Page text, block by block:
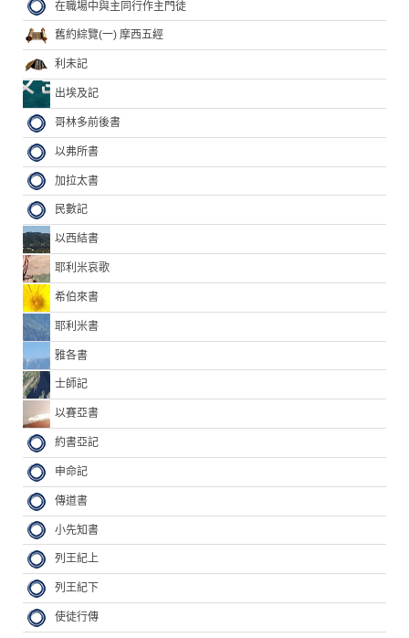
在職場中與主同行作主門徒
舊約綜覽(一) 摩西五經
利未記
出埃及記
哥林多前後書
以弗所書
加拉太書
民數記
以西結書
耶利米哀歌
希伯來書
耶利米書
雅各書
士師記
以賽亞書
約書亞記
申命記
傳道書
小先知書
列王紀上
列王紀下
使徒行傳